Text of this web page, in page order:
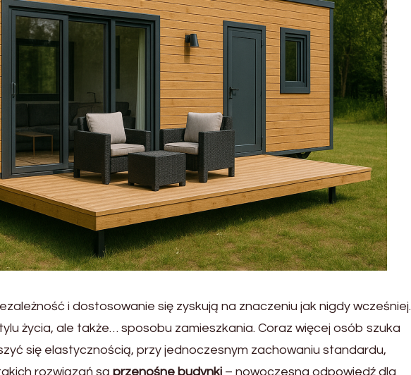
i dostosowanie się zyskują na znaczeniu jak nigdy wcześniej.
życia, ale także… sposobu zamieszkania. Coraz więcej osób szuka
się elastycznością, przy jednoczesnym zachowaniu standardu,
rozwiązań są przenośne budynki – nowoczesna odpowiedź dla